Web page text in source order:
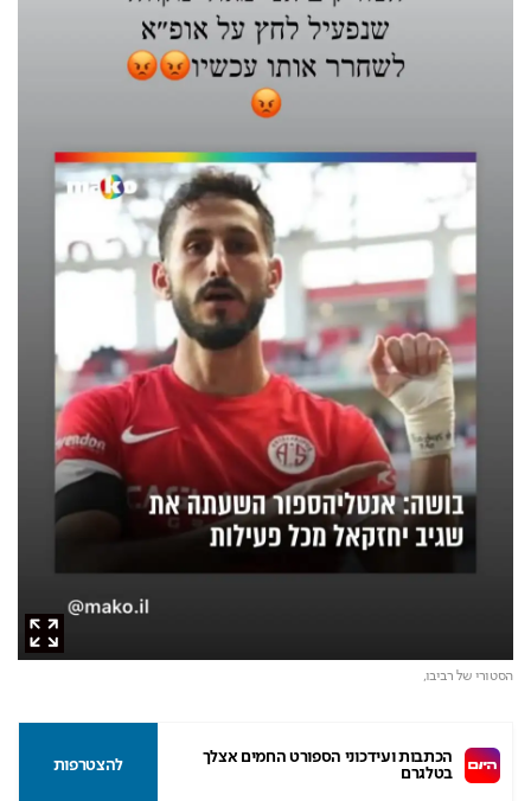
הסטורי של רביבו,
הכתבות ועידכוני הספורט החמים אצלך
בטלגרם
להצטרפות